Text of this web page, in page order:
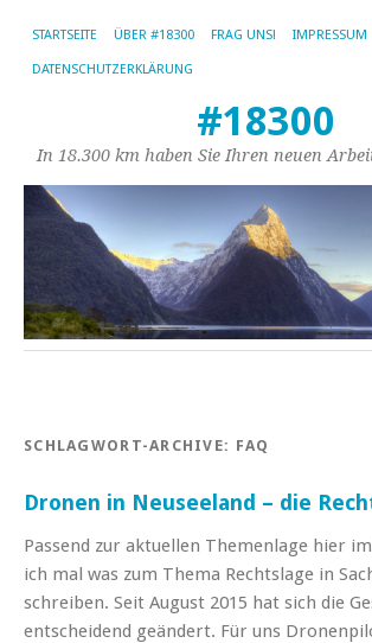
STARTSEITE ÜBER #18300 FRAG UNS! IMPRESSUM
DATENSCHUTZERKLÄRUNG
#18300
In 18.300 km haben Sie Ihren neuen
SCHLAGWORT-ARCHIVE: FAQ
Dronen in Neuseeland – die
Passend zur aktuellen Themenlage hier
ich mal was zum Thema Rechtslage in
schreiben. Seit August 2015 hat sich die
entscheidend geändert. Für uns